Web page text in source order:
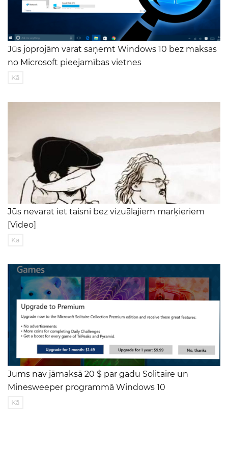
Jūs joprojām varat saņemt Windows 10 bez maksas
no Microsoft pieejamības vietnes
Kā
Jūs nevarat iet taisni bez vizuālajiem marķieriem
[Video]
Kā
Jums nav jāmaksā 20 $ par gadu Solitaire un
Minesweeper programmā Windows 10
Kā